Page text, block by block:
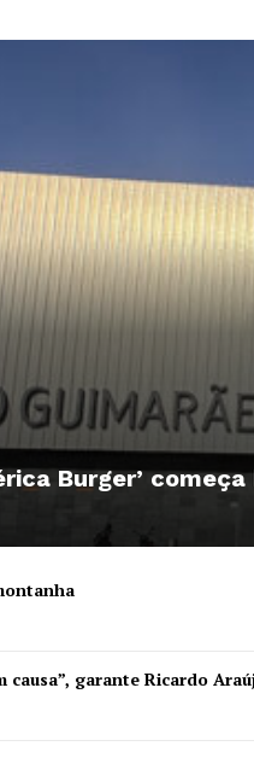
agora!
Burger’ começa
causa”, garante Ricardo